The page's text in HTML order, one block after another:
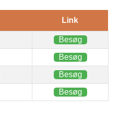
Link
Besøg
Besøg
Besøg
Besøg